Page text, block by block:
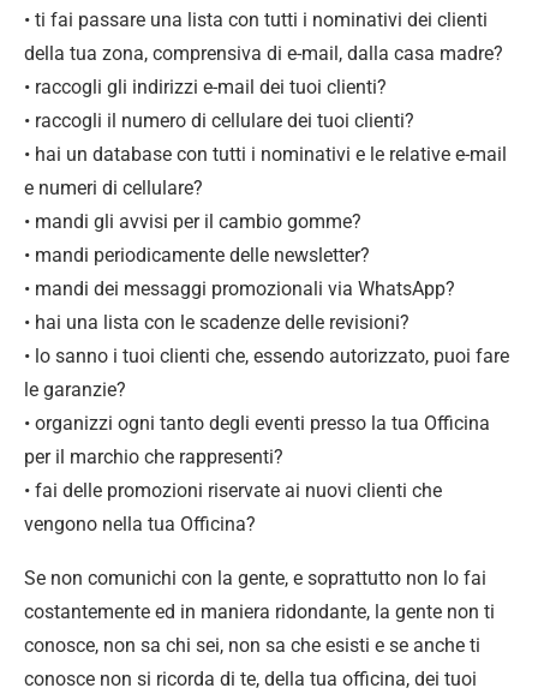
• ti fai passare una lista con tutti i nominativi dei clienti
della tua zona, comprensiva di e-mail, dalla casa madre?
• raccogli gli indirizzi e-mail dei tuoi clienti?
• raccogli il numero di cellulare dei tuoi clienti?
• hai un database con tutti i nominativi e le relative e-mail
e numeri di cellulare?
• mandi gli avvisi per il cambio gomme?
• mandi periodicamente delle newsletter?
• mandi dei messaggi promozionali via WhatsApp?
• hai una lista con le scadenze delle revisioni?
• lo sanno i tuoi clienti che, essendo autorizzato, puoi fare
le garanzie?
• organizzi ogni tanto degli eventi presso la tua Officina
per il marchio che rappresenti?
• fai delle promozioni riservate ai nuovi clienti che
vengono nella tua Officina?
Se non comunichi con la gente, e soprattutto non lo fai
costantemente ed in maniera ridondante, la gente non ti
conosce, non sa chi sei, non sa che esisti e se anche ti
conosce non si ricorda di te, della tua officina, dei tuoi